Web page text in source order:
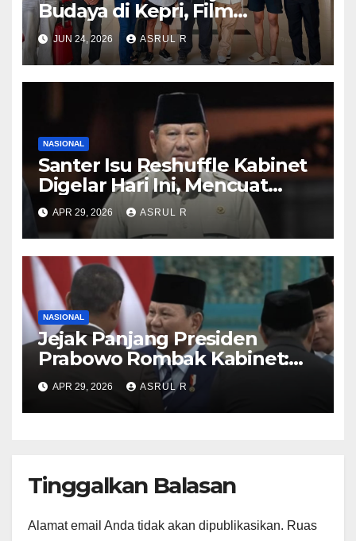
Budaya di Kepri, Film
“Samudra di Atas Laut”
Angkat Kisah Anak Orang
Laut
JUN 24, 2026 ASRUL R
NASIONAL
Santer Isu Reshuffle Kabinet
Digelar Hari Ini, Mencuat
Nama Eks KSAD Dudung
Abdurachman hingga Ketum
KSPSI Jumhur Hidayat ‎
APR 29, 2026 ASRUL R
NASIONAL
Jejak Panjang Presiden
Prabowo Rombak Kabinet:
Ganti Mendikti Saintek
sampai Geser Menteri
Lingkungan Hidup
APR 29, 2026 ASRUL R
Tinggalkan Balasan
Alamat email Anda tidak akan dipublikasikan. Ruas